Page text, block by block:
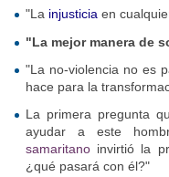
"La injusticia en
"La mejor manera de
"La no-violencia no es
hace para la
La primera pregunta
ayudar a este
samaritano invirtió la
¿qué pasará con él?"